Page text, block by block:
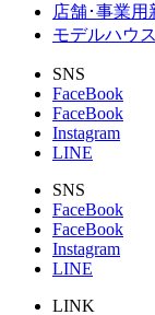
店舗･事業用
モデルハウス
SNS
FaceBook
FaceBook
Instagram
LINE
SNS
FaceBook
FaceBook
Instagram
LINE
LINK